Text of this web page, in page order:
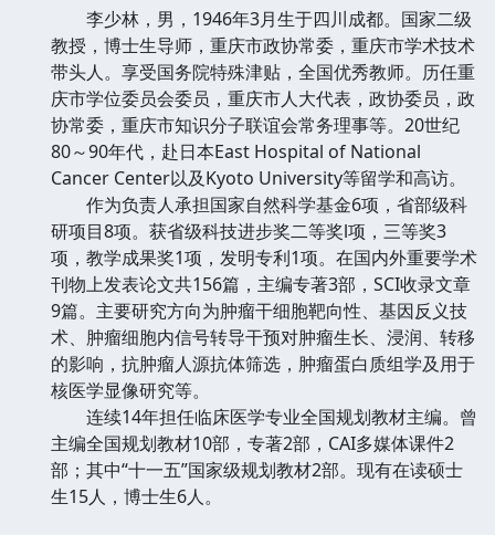
李少林，男，1946年3月生于四川成都。国家二级
教授，博士生导师，重庆市政协常委，重庆市学术技术
带头人。享受国务院特殊津贴，全国优秀教师。历任重
庆市学位委员会委员，重庆市人大代表，政协委员，政
协常委，重庆市知识分子联谊会常务理事等。20世纪
80～90年代，赴日本East Hospital of National
Cancer Center以及Kyoto University等留学和高访。
作为负责人承担国家自然科学基金6项，省部级科
研项目8项。获省级科技进步奖二等奖l项，三等奖3
项，教学成果奖1项，发明专利1项。在国内外重要学术
刊物上发表论文共156篇，主编专著3部，SCI收录文章
9篇。主要研究方向为肿瘤干细胞靶向性、基因反义技
术、肿瘤细胞内信号转导干预对肿瘤生长、浸润、转移
的影响，抗肿瘤人源抗体筛选，肿瘤蛋白质组学及用于
核医学显像研究等。
连续14年担任临床医学专业全国规划教材主编。曾
主编全国规划教材10部，专著2部，CAI多媒体课件2
部；其中“十一五”国家级规划教材2部。现有在读硕士
生15人，博士生6人。